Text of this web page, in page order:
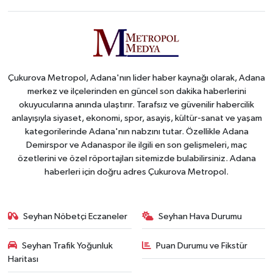
Çukurova Metropol, Adana'nın lider haber kaynağı olarak, Adana
merkez ve ilçelerinden en güncel son dakika haberlerini
okuyucularına anında ulaştırır. Tarafsız ve güvenilir habercilik
anlayışıyla siyaset, ekonomi, spor, asayiş, kültür-sanat ve yaşam
kategorilerinde Adana'nın nabzını tutar. Özellikle Adana
Demirspor ve Adanaspor ile ilgili en son gelişmeleri, maç
özetlerini ve özel röportajları sitemizde bulabilirsiniz. Adana
haberleri için doğru adres Çukurova Metropol.
Seyhan Nöbetçi Eczaneler Seyhan Hava Durumu
Seyhan Trafik Yoğunluk
Haritası
Puan Durumu ve Fikstür